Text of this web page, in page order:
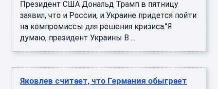
Президент США Дональд Трамп в пятницу
заявил, что и России, и Украине придется пойти
на компромиссы для решения кризиса."Я
думаю, президент Украины В ...
Яковлев считает, что Германия обыграет